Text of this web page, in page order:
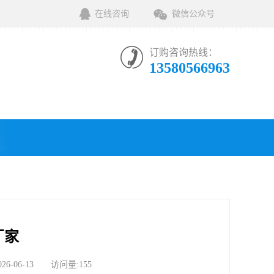
在线咨询 微信公众号
订购咨询热线：
13580566963
家
06-13 访问量:155